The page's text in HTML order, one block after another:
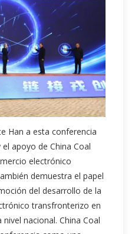
Han a esta conferencia
apoyo de China Coal
electrónico
demuestra el papel
del desarrollo de la
transfronterizo en
nacional. China Coal